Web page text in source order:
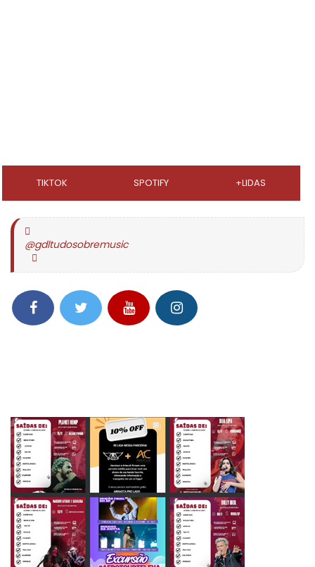
TIKTOK SPOTIFY +LIDAS
@gdltudosobremusic